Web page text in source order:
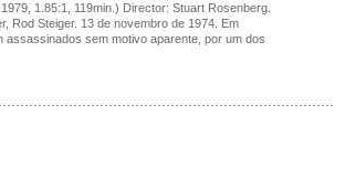
1.85:1, 119min.) Director: Stuart Rosenberg.
Rod Steiger. 13 de novembro de 1974. Em
assassinados sem motivo aparente, por um dos